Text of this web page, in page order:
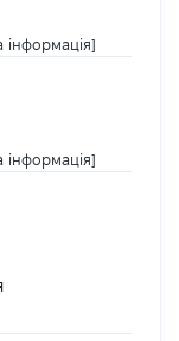
інформація]
інформація]